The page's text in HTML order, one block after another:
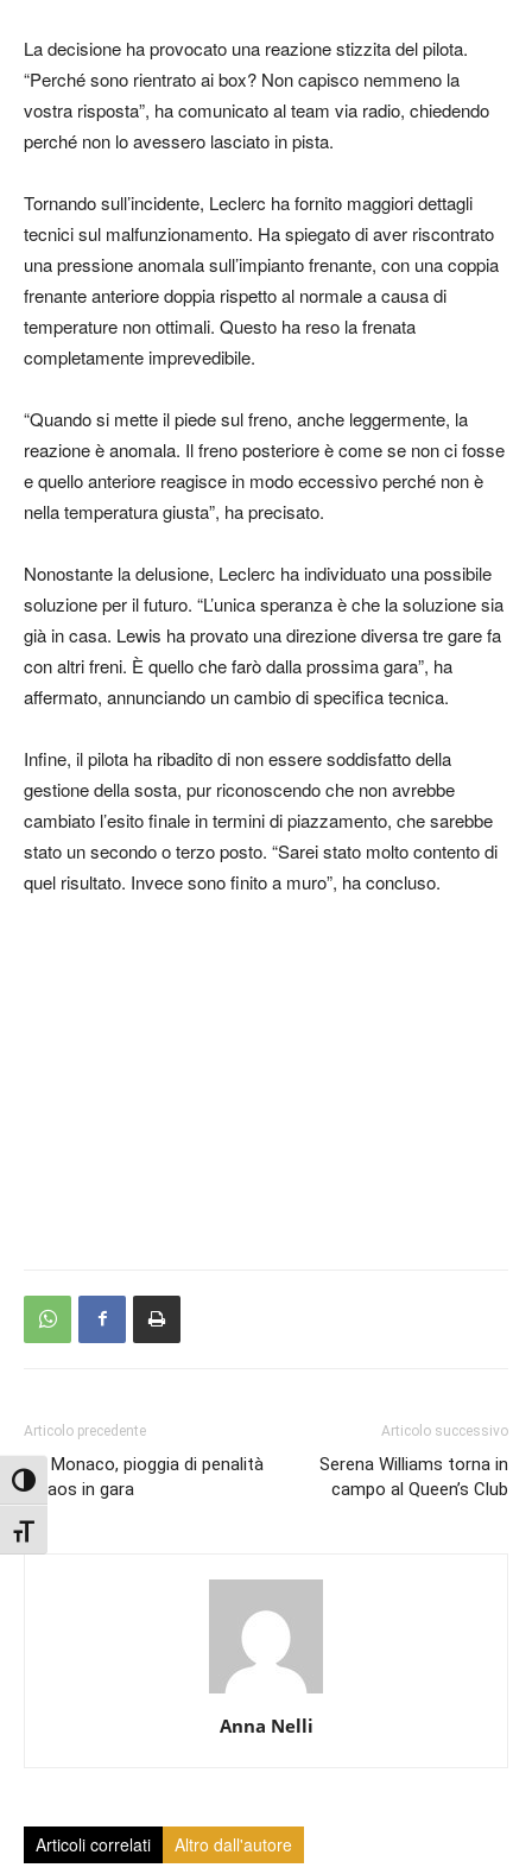
Attiva/disattiva alto contrasto
Attiva/disattiva dimensione testo
La decisione ha provocato una reazione stizzita del pilota.
“Perché sono rientrato ai box? Non capisco nemmeno la
vostra risposta”, ha comunicato al team via radio, chiedendo
perché non lo avessero lasciato in pista.
Tornando sull’incidente, Leclerc ha fornito maggiori dettagli
tecnici sul malfunzionamento. Ha spiegato di aver riscontrato
una pressione anomala sull’impianto frenante, con una coppia
frenante anteriore doppia rispetto al normale a causa di
temperature non ottimali. Questo ha reso la frenata
completamente imprevedibile.
“Quando si mette il piede sul freno, anche leggermente, la
reazione è anomala. Il freno posteriore è come se non ci fosse
e quello anteriore reagisce in modo eccessivo perché non è
nella temperatura giusta”, ha precisato.
Nonostante la delusione, Leclerc ha individuato una possibile
soluzione per il futuro. “L’unica speranza è che la soluzione sia
già in casa. Lewis ha provato una direzione diversa tre gare fa
con altri freni. È quello che farò dalla prossima gara”, ha
affermato, annunciando un cambio di specifica tecnica.
Infine, il pilota ha ribadito di non essere soddisfatto della
gestione della sosta, pur riconoscendo che non avrebbe
cambiato l’esito finale in termini di piazzamento, che sarebbe
stato un secondo o terzo posto. “Sarei stato molto contento di
quel risultato. Invece sono finito a muro”, ha concluso.
Articolo precedente
GP Monaco, pioggia di penalità
e caos in gara
Articolo successivo
Serena Williams torna in
campo al Queen’s Club
Anna Nelli
Articoli correlati Altro dall'autore